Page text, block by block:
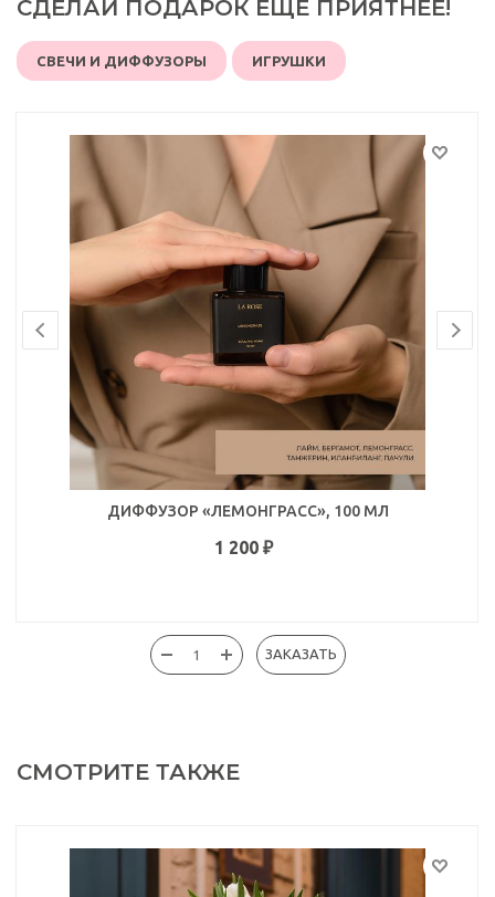
СДЕЛАЙ ПОДАРОК ЕЩЕ ПРИЯТНЕЕ!
СВЕЧИ И ДИФФУЗОРЫ ИГРУШКИ
ДИФФУЗОР «ЛЕМОНГРАСС», 100 МЛ
1 200 ₽
ЗАКАЗАТЬ
СМОТРИТЕ ТАКЖЕ